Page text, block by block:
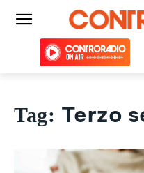
Tag: Terzo